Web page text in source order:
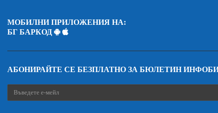
МОБИЛНИ ПРИЛОЖЕНИЯ НА:
БГ БАРКОД
АБОНИРАЙТЕ СЕ БЕЗПЛАТНО ЗА БЮЛЕТИН